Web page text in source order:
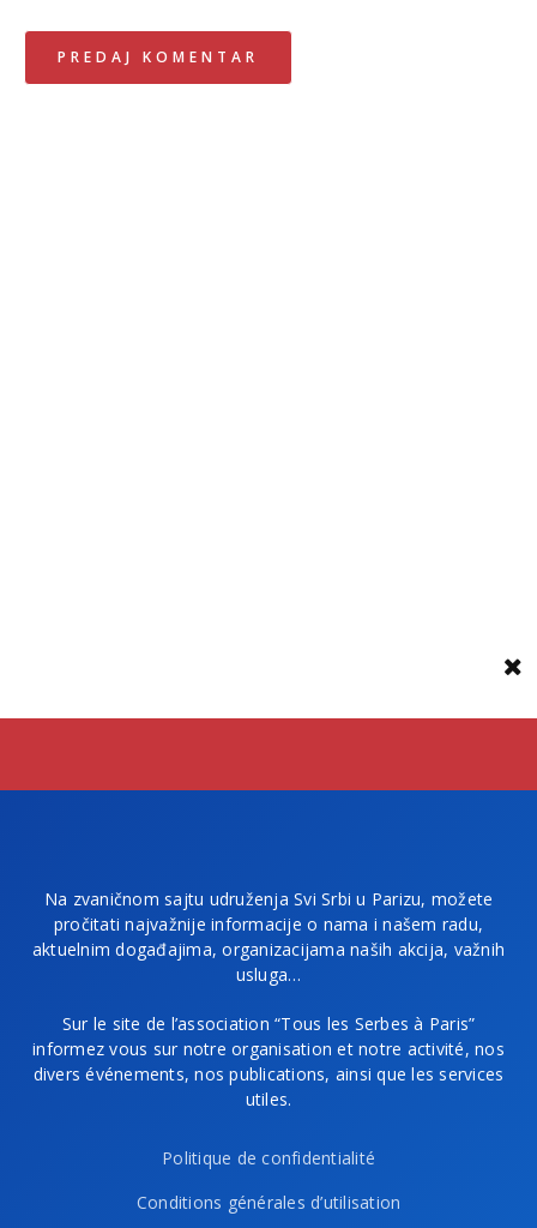
Na zvaničnom sajtu udruženja Svi Srbi u Parizu, možete
pročitati najvažnije informacije o nama i našem radu,
aktuelnim događajima, organizacijama naših akcija, važnih
usluga…
Sur le site de l’association “Tous les Serbes à Paris”
informez vous sur notre organisation et notre activité, nos
divers événements, nos publications, ainsi que les services
utiles.
Politique de confidentialité
Conditions générales d’utilisation